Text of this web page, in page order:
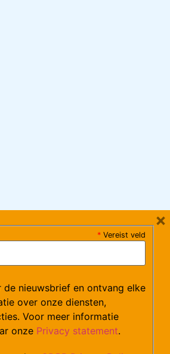
* Vereist veld
de nieuwsbrief en ontvang elke
over onze diensten,
Voor meer informatie
onze Privacy statement.
×